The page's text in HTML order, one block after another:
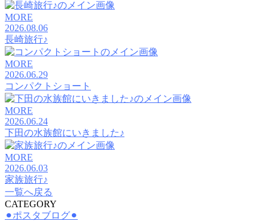
MORE
2026.08.06
長崎旅行♪
MORE
2026.06.29
コンパクトショート
MORE
2026.06.24
下田の水族館にいきました♪
MORE
2026.06.03
家族旅行♪
一覧へ戻る
CATEGORY
⚫︎ポスタブログ⚫︎